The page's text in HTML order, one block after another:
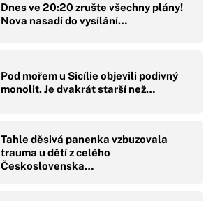
Dnes ve 20:20 zrušte všechny plány!
Nova nasadí do vysílání…
Pod mořem u Sicílie objevili podivný
monolit. Je dvakrát starší než…
Tahle děsivá panenka vzbuzovala
trauma u dětí z celého
Československa…